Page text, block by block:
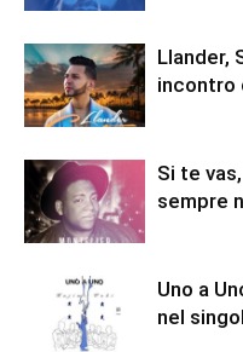
Llander,
incontro
Si te
sempre
Uno a
nel